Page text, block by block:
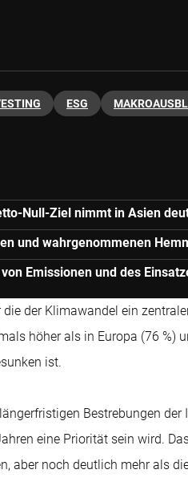
ESG
Null-Ziel nimmt in Asien
und wahrgenommenen
Emissionen und des
die der Klimawandel ein
höher als in Europa (76 %)
ist.
Bestrebungen der
eine Priorität sein wird.
aber noch deutlich mehr als